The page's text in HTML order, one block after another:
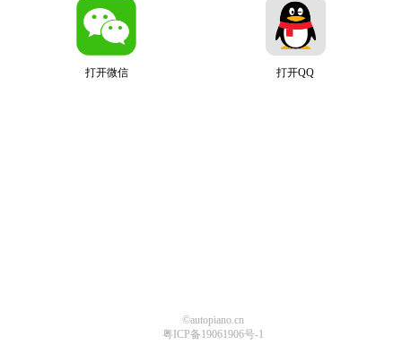
打开微信 打开QQ
©autopiano.cn
粤ICP备19061906号-1